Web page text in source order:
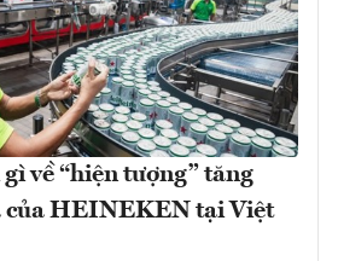
về “hiện tượng” tăng
của HEINEKEN tại Việt